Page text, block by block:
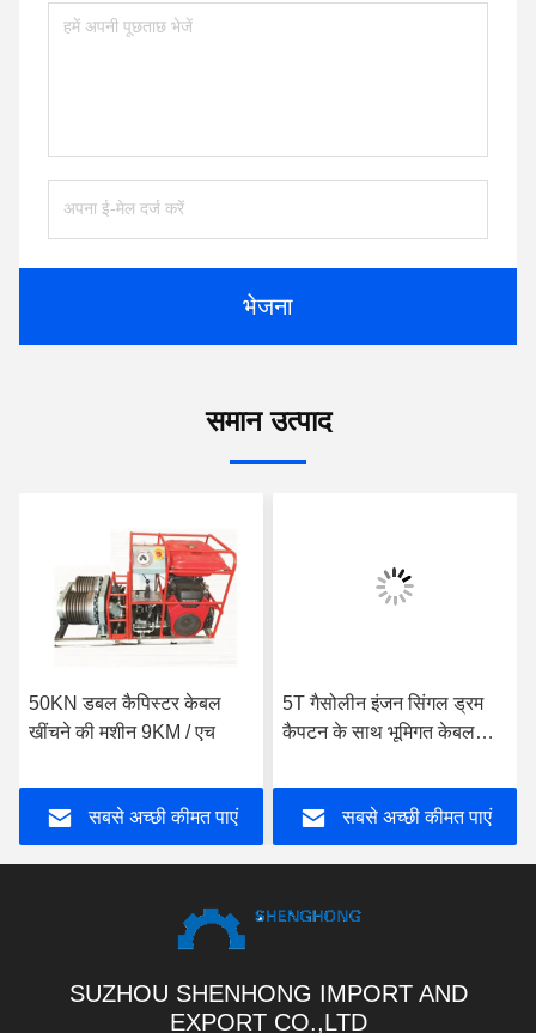
भेजना
समान उत्पाद
50KN डबल कैपिस्टर केबल
खींचने की मशीन 9KM / एच
सबसे अच्छी कीमत पाएं
5T गैसोलीन इंजन सिंगल ड्रम
कैपटन के साथ भूमिगत केबल
सबसे अच्छी कीमत पाएं
SUZHOU SHENHONG IMPORT AND
EXPORT CO.,LTD